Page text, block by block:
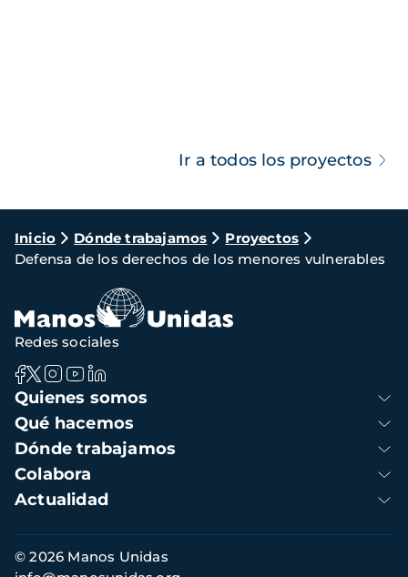
Ir a todos los proyectos
Ruta
de
navegación
Inicio Dónde trabajamos
Proyectos
Defensa de los derechos de los menores vulnerables
Navegación
principal
Quienes somos
Qué hacemos
Dónde trabajamos
Colabora
Actualidad
Redes sociales
Información
de
© 2026 Manos Unidas